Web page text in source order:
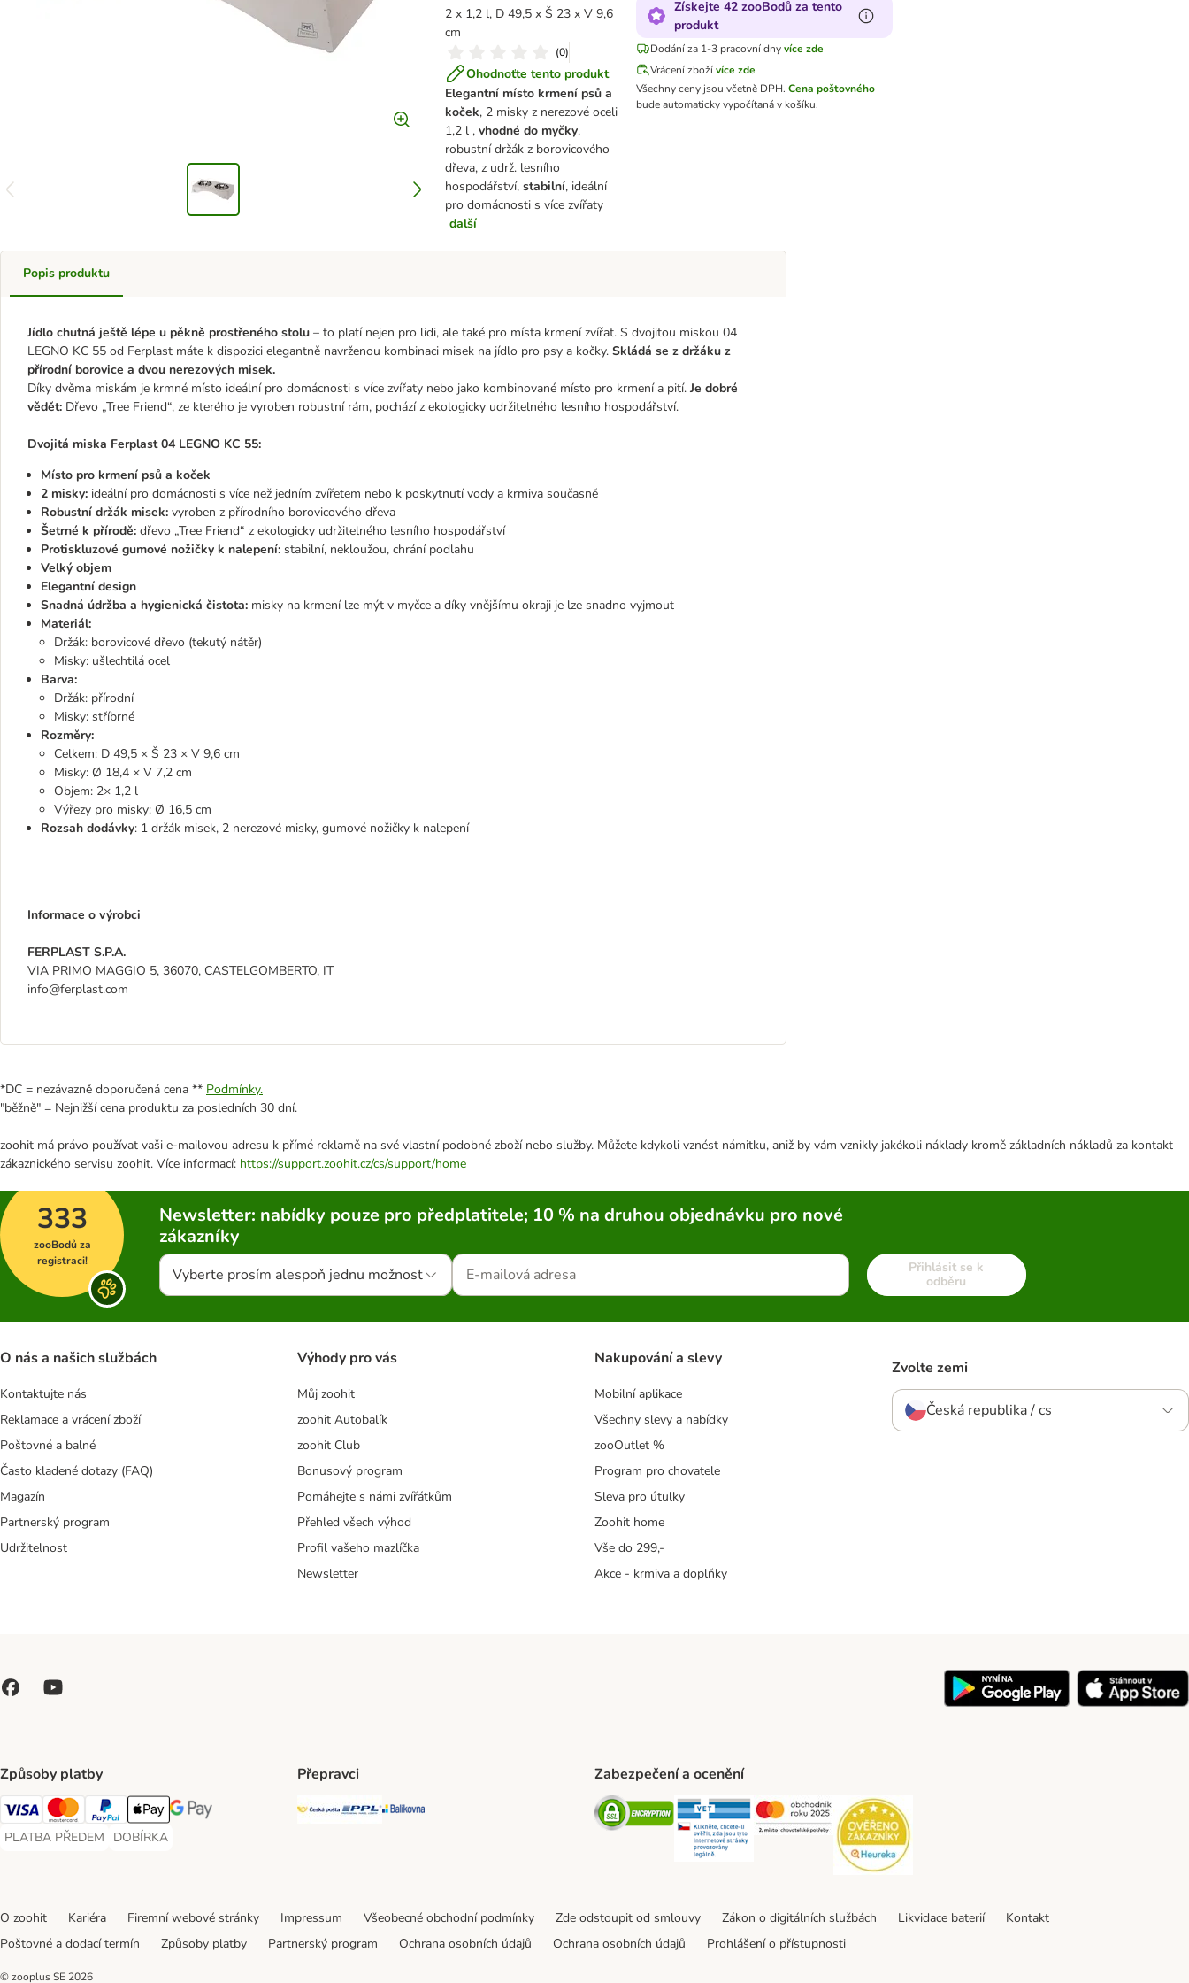
2 x 1,2 l, D 49,5 x Š 23 x V 9,6
cm
(0)
Ohodnoťte tento produkt
Elegantní místo krmení psů a
koček, 2 misky z nerezové oceli
1,2 l ,vhodné do myčky,
robustní držák z borovicového
dřeva, z udrž. lesního
hospodářství, stabilní, ideální
pro domácnosti s více zvířaty
další
Získejte 42 zooBodů za tento
produkt
Dodání za 1-3 pracovní dny více zde
Vrácení zbožívíce zde
Všechny ceny jsou včetně DPH. Cena poštovného
bude automaticky vypočítaná v košíku.
Popis produktu
Jídlo chutná ještě lépe u pěkně prostřeného stolu – to platí nejen pro lidi, ale také pro místa krmení zvířat. S dvojitou miskou 04
LEGNO KC 55 od Ferplast máte k dispozici elegantně navrženou kombinaci misek na jídlo pro psy a kočky. Skládá se z držáku z
přírodní borovice a dvou nerezových misek.
Díky dvěma miskám je krmné místo ideální pro domácnosti s více zvířaty nebo jako kombinované místo pro krmení a pití. Je dobré
vědět: Dřevo „Tree Friend“, ze kterého je vyroben robustní rám, pochází z ekologicky udržitelného lesního hospodářství.
Dvojitá miska Ferplast 04 LEGNO KC 55:
Místo pro krmení psů a koček
2 misky: ideální pro domácnosti s více než jedním zvířetem nebo k poskytnutí vody a krmiva současně
Robustní držák misek: vyroben z přírodního borovicového dřeva
Šetrné k přírodě: dřevo „Tree Friend“ z ekologicky udržitelného lesního hospodářství
Protiskluzové gumové nožičky k nalepení: stabilní, nekloužou, chrání podlahu
Velký objem
Elegantní design
Snadná údržba a hygienická čistota: misky na krmení lze mýt v myčce a díky vnějšímu okraji je lze snadno vyjmout
Materiál:
Držák: borovicové dřevo (tekutý nátěr)
Misky: ušlechtilá ocel
Barva:
Držák: přírodní
Misky: stříbrné
Rozměry:
Celkem: D 49,5 × Š 23 × V 9,6 cm
Misky: Ø 18,4 × V 7,2 cm
Objem: 2× 1,2 l
Výřezy pro misky: Ø 16,5 cm
Rozsah dodávky: 1 držák misek, 2 nerezové misky, gumové nožičky k nalepení
Informace o výrobci
FERPLAST S.P.A.
VIA PRIMO MAGGIO 5, 36070, CASTELGOMBERTO, IT
info@ferplast.com
*DC = nezávazně doporučená cena ** Podmínky.
"běžně" = Nejnižší cena produktu za posledních 30 dní.
zoohit má právo používat vaši e-mailovou adresu k přímé reklamě na své vlastní podobné zboží nebo služby. Můžete kdykoli vznést námitku, aniž by vám vznikly jakékoli náklady kromě základních nákladů za kontakt
zákaznického servisu zoohit. Více informací: https://support.zoohit.cz/cs/support/home
333
zooBodů za
registraci!
Newsletter: nabídky pouze pro předplatitele; 10 % na druhou objednávku pro nové
zákazníky
Vyberte prosím alespoň jednu možnost
Přihlásit se k
odběru
O nás a našich službách
Kontaktujte nás
Reklamace a vrácení zboží
Poštovné a balné
Často kladené dotazy (FAQ)
Magazín
Partnerský program
Udržitelnost
Výhody pro vás
Můj zoohit
zoohit Autobalík
zoohit Club
Bonusový program
Pomáhejte s námi zvířátkům
Přehled všech výhod
Profil vašeho mazlíčka
Newsletter
Nakupování a slevy
Mobilní aplikace
Všechny slevy a nabídky
zooOutlet %
Program pro chovatele
Sleva pro útulky
Zoohit home
Vše do 299,-
Akce - krmiva a doplňky
Zvolte zemi
Česká republika / cs
Způsoby platby
Visa Payment Method
Mastercard Payment Method
PayPal Payment Method
Apple pay Payment Method
GooglePay Payment Method
PLATBA PŘEDEM
PLATBA PŘEDEM Payment Method
DOBÍRKA
DOBÍRKA Payment Method
Přepravci
Česká pošta Shipping Method
PPL Shipping Method
Balíkovna Shipping Method
Zabezpečení a ocenění
Security Security Security
O zoohit Kariéra Firemní webové stránky Impressum Všeobecné obchodní podmínky Zde odstoupit od smlouvy Zákon o digitálních službách Likvidace baterií
Kontakt
Poštovné a dodací termín
Způsoby platby Partnerský program Ochrana osobních údajů Ochrana osobních údajů Prohlášení o přístupnosti
© zooplus SE 2026